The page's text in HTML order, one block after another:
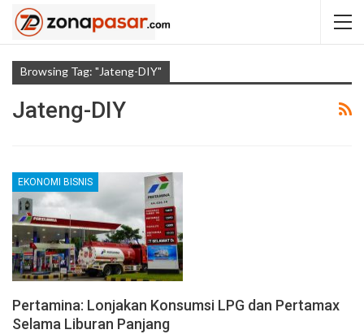
Browsing Tag: "Jateng-DIY"
Jateng-DIY
EKONOMI BISNIS
Pertamina: Lonjakan Konsumsi LPG dan Pertamax
Selama Liburan Panjang